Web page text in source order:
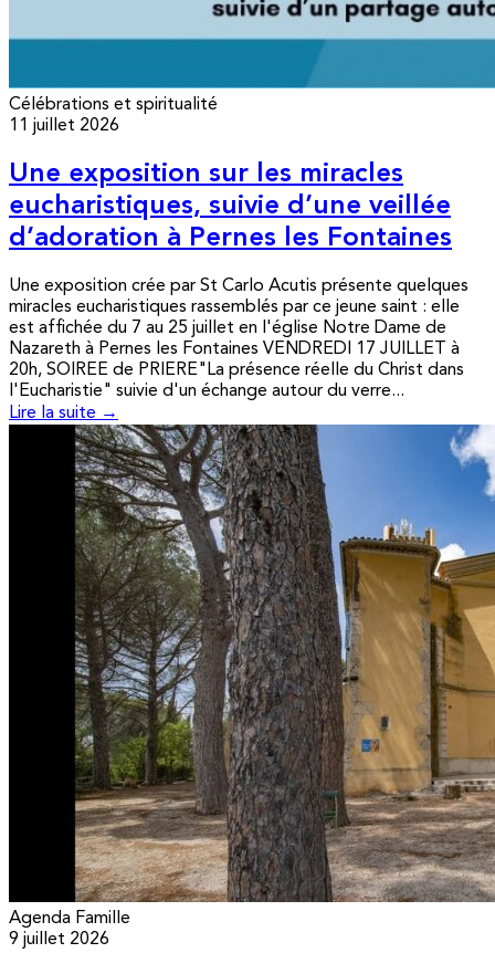
Célébrations et spiritualité
11 juillet 2026
Une exposition sur les miracles
eucharistiques, suivie d’une veillée
d’adoration à Pernes les Fontaines
Une exposition crée par St Carlo Acutis présente quelques
miracles eucharistiques rassemblés par ce jeune saint : elle
est affichée du 7 au 25 juillet en l'église Notre Dame de
Nazareth à Pernes les Fontaines VENDREDI 17 JUILLET à
20h, SOIREE de PRIERE"La présence réelle du Christ dans
l'Eucharistie" suivie d'un échange autour du verre...
Lire la suite →
Agenda Famille
9 juillet 2026